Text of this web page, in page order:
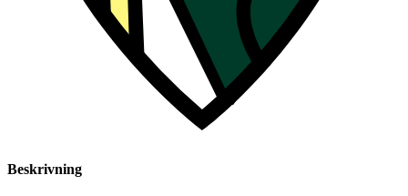
Beskrivning